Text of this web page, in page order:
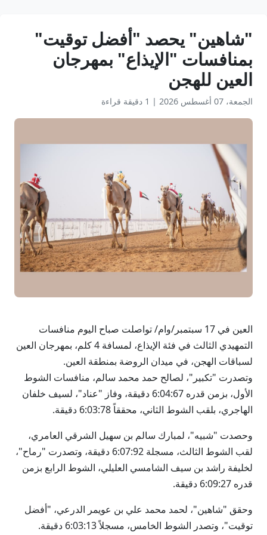
"شاهين" يحصد "أفضل توقيت"
بمنافسات "الإيذاع" بمهرجان
العين للهجن
الجمعة، 07 أغسطس 2026 | 1 دقيقة قراءة
العين في 17 سبتمبر/وام/ تواصلت صباح اليوم منافسات
التمهيدي الثالث في فئة الإيذاع، لمسافة 4 كلم، بمهرجان العين
لسباقات الهجن، في ميدان الروضة بمنطقة العين.
وتصدرت "تكبير"، لصالح حمد محمد سالم، منافسات الشوط
الأول، بزمن قدره 6:04:67 دقيقة، وفاز "عناد"، لسيف خلفان
الهاجري، بلقب الشوط الثاني، محققاً 6:03:78 دقيقة.
وحصدت "شبيه"، لمبارك سالم بن سهيل الشرقي العامري،
لقب الشوط الثالث، مسجلة 6:07:92 دقيقة، وتصدرت "رماح"،
لخليفة راشد بن سيف الشامسي العليلي، الشوط الرابع بزمن
قدره 6:09:27 دقيقة.
وحقق "شاهين"، لحمد محمد علي بن عويمر الدرعي، "أفضل
توقيت"، وتصدر الشوط الخامس، مسجلاً 6:03:13 دقيقة.